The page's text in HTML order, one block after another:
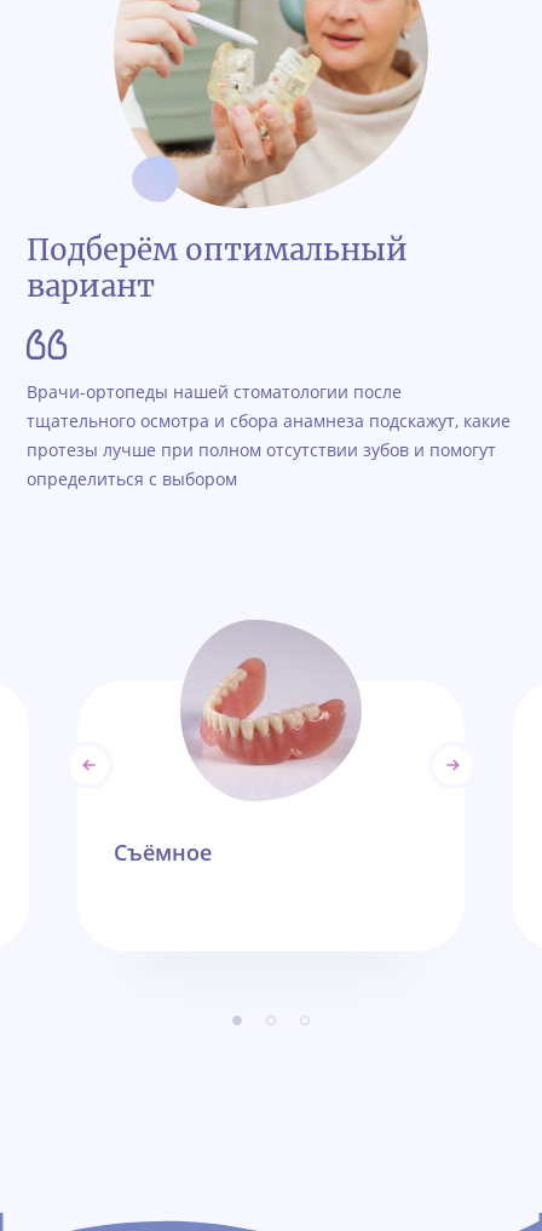
Подберём оптимальный
вариант
Врачи-ортопеды нашей стоматологии после
тщательного осмотра и сбора анамнеза подскажут, какие
протезы лучше при полном отсутствии зубов и помогут
определиться с выбором
Съёмное